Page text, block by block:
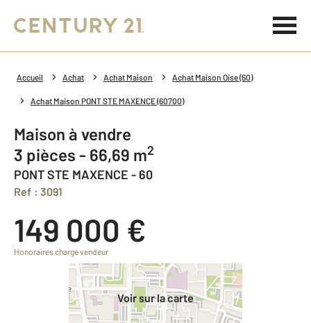
Accueil Achat Achat Maison Achat Maison Oise (60)
Achat Maison PONT STE MAXENCE (60700)
Maison à vendre
3 pièces - 66,69 m2
PONT STE MAXENCE - 60
Ref : 3091
149 000 €
Honoraires charge vendeur
Voir sur la carte